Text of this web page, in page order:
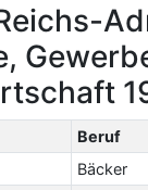
Beruf
Bäcker